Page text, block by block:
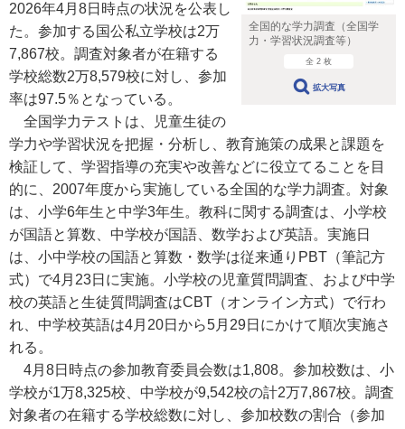
全国的な学力調査（全国学
力・学習状況調査等）
全 2 枚
拡大写真
2026年4月8日時点の状況を公表し
た。参加する国公私立学校は2万
7,867校。調査対象者が在籍する
学校総数2万8,579校に対し、参加
率は97.5％となっている。
全国学力テストは、児童生徒の
学力や学習状況を把握・分析し、教育施策の成果と課題を
検証して、学習指導の充実や改善などに役立てることを目
的に、2007年度から実施している全国的な学力調査。対象
は、小学6年生と中学3年生。教科に関する調査は、小学校
が国語と算数、中学校が国語、数学および英語。実施日
は、小中学校の国語と算数・数学は従来通りPBT（筆記方
式）で4月23日に実施。小学校の児童質問調査、および中学
校の英語と生徒質問調査はCBT（オンライン方式）で行わ
れ、中学校英語は4月20日から5月29日にかけて順次実施さ
れる。
4月8日時点の参加教育委員会数は1,808。参加校数は、小
学校が1万8,325校、中学校が9,542校の計2万7,867校。調査
対象者の在籍する学校総数に対し、参加校数の割合（参加